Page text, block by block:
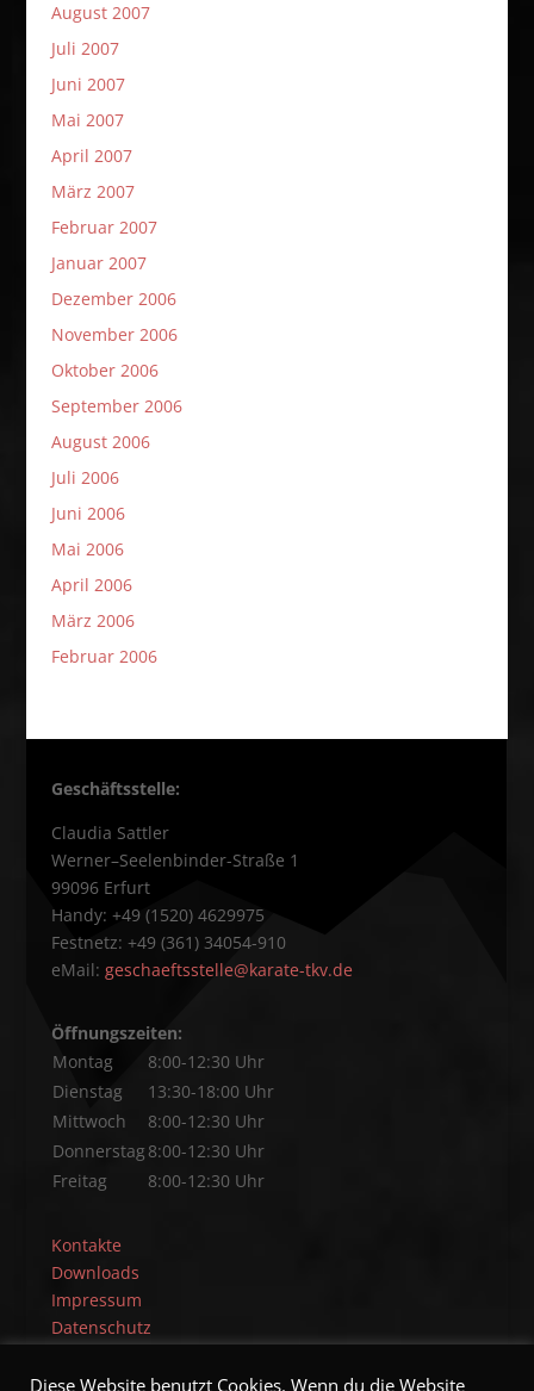
August 2007
Juli 2007
Juni 2007
Mai 2007
April 2007
März 2007
Februar 2007
Januar 2007
Dezember 2006
November 2006
Oktober 2006
September 2006
August 2006
Juli 2006
Juni 2006
Mai 2006
April 2006
März 2006
Februar 2006
Geschäftsstelle:
Claudia Sattler
Werner–Seelenbinder-Straße 1
99096 Erfurt
Handy: +49 (1520) 4629975
Festnetz: +49 (361) 34054-910
eMail: geschaeftsstelle@karate-tkv.de
Öffnungszeiten:
Montag
8:00-12:30 Uhr
Dienstag
13:30-18:00 Uhr
Mittwoch
8:00-12:30 Uhr
Donnerstag 8:00-12:30 Uhr
Freitag
8:00-12:30 Uhr
Kontakte
Downloads
Impressum
Datenschutz
Diese Website benutzt Cookies. Wenn du die Website